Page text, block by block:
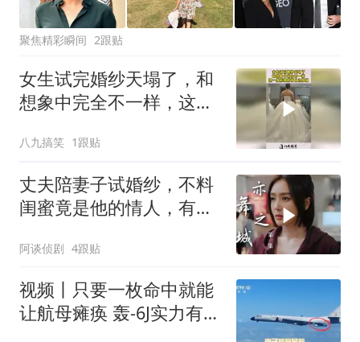
聚焦精彩瞬间 2跟贴
女生试完婚纱天塌了，和
想象中完全不一样，这一
八九搞笑 1跟贴
丈夫陪妻子试婚纱，不料
闺蜜竟是他的情人，有意
阿谈侦剧 4跟贴
视频丨只要一枚命中就能
让航母瘫痪 轰-6J实力有多